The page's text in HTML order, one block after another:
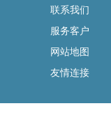
联系我们
服务客户
网站地图
友情连接